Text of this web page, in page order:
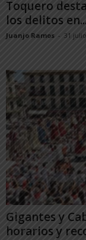
Toquero
los delitos en...
Juanjo Ramos - 31
Gigantes y
horarios y